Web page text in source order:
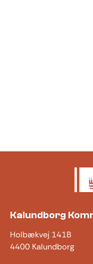
Kalundborg
Holbækvej 141B
4400 Kalundborg